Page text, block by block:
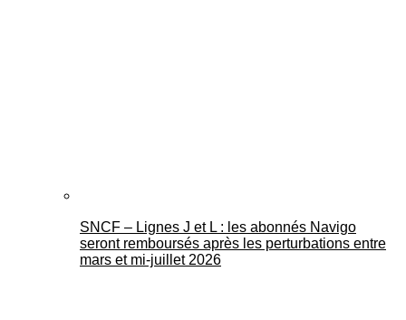
SNCF – Lignes J et L : les abonnés Navigo
seront remboursés après les perturbations entre
mars et mi-juillet 2026